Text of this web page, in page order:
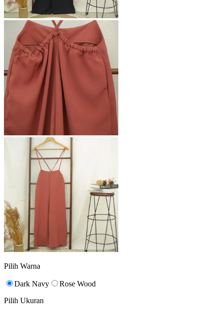
Pilih Warna
Dark Navy
Rose Wood
Pilih Ukuran